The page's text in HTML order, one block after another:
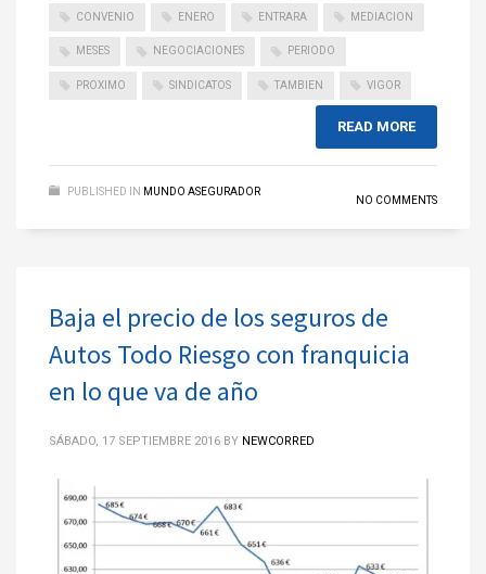
CONVENIO ENERO ENTRARA MEDIACION
MESES NEGOCIACIONES PERIODO
PROXIMO SINDICATOS TAMBIEN VIGOR
READ MORE
PUBLISHED IN MUNDO ASEGURADOR
NO COMMENTS
Baja el precio de los seguros de
Autos Todo Riesgo con franquicia
en lo que va de año
SÁBADO, 17 SEPTIEMBRE 2016 BY NEWCORRED